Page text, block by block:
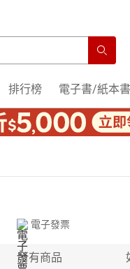
排行榜 電子書/紙本書
電子發票
所有商品